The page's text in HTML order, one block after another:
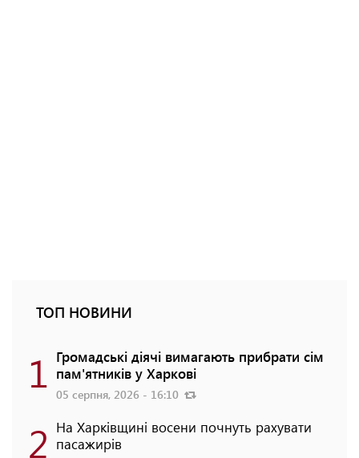
ТОП НОВИНИ
1 Громадські діячі вимагають прибрати сім
пам'ятників у Харкові
05 серпня, 2026 - 16:10
2 На Харківщині восени почнуть рахувати
пасажирів